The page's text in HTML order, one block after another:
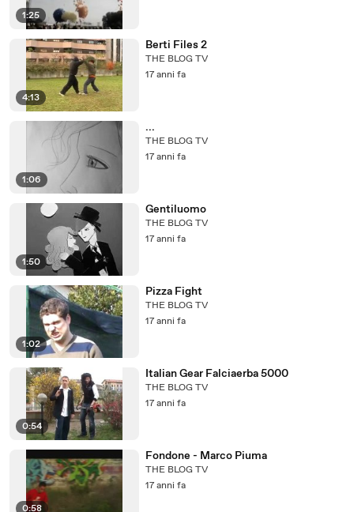
1:25
4:13
Berti Files 2
THE BLOG TV
17 anni fa
1:06
...
THE BLOG TV
17 anni fa
1:50
Gentiluomo
THE BLOG TV
17 anni fa
1:02
Pizza Fight
THE BLOG TV
17 anni fa
0:54
Italian Gear Falciaerba 5000
THE BLOG TV
17 anni fa
0:58
Fondone - Marco Piuma
THE BLOG TV
17 anni fa